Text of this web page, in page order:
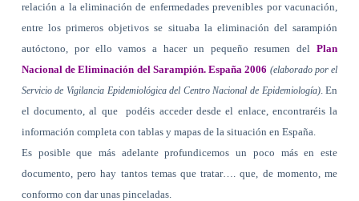
d
o
relación a la eliminación de enfermedades prevenibles por vacunación,
entre los primeros objetivos se situaba la eliminación del sarampión
autóctono, por ello vamos a hacer un pequeño resumen delPlan
Nacional de Eliminación del Sarampión. España 2006 (elaborado por el
Servicio de Vigilancia Epidemiológica del Centro Nacional de Epidemiología). En
el documento, al que
podéis acceder desde el enlace, encontraréis la
información completa con tablas y mapas de la situación en España.
Es posible que más adelante profundicemos un poco más en este
documento, pero hay tantos temas que tratar…. que, de momento, me
conformo con dar unas pinceladas.